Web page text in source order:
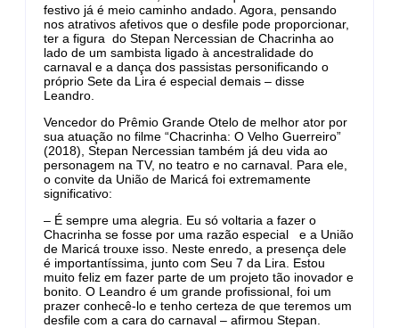
festivo já é meio caminho andado. Agora, pensando
nos atrativos afetivos que o desfile pode proporcionar,
ter a figura do Stepan Nercessian de Chacrinha ao
lado de um sambista ligado à ancestralidade do
carnaval e a dança dos passistas personificando o
próprio Sete da Lira é especial demais – disse
Leandro.
Vencedor do Prêmio Grande Otelo de melhor ator por
sua atuação no filme “Chacrinha: O Velho Guerreiro”
(2018), Stepan Nercessian também já deu vida ao
personagem na TV, no teatro e no carnaval. Para ele,
o convite da União de Maricá foi extremamente
significativo:
– É sempre uma alegria. Eu só voltaria a fazer o
Chacrinha se fosse por uma razão especial e a União
de Maricá trouxe isso. Neste enredo, a presença dele
é importantíssima, junto com Seu 7 da Lira. Estou
muito feliz em fazer parte de um projeto tão inovador e
bonito. O Leandro é um grande profissional, foi um
prazer conhecê-lo e tenho certeza de que teremos um
desfile com a cara do carnaval – afirmou Stepan.